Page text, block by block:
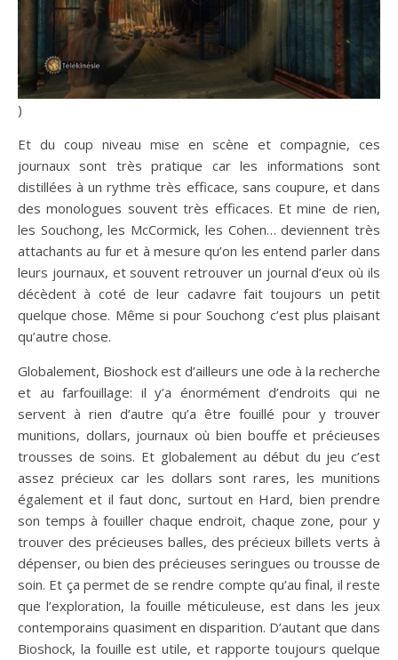
)
Et du coup niveau mise en scène et compagnie, ces
journaux sont très pratique car les informations sont
distillées à un rythme très efficace, sans coupure, et dans
des monologues souvent très efficaces. Et mine de rien,
les Souchong, les McCormick, les Cohen… deviennent très
attachants au fur et à mesure qu’on les entend parler dans
leurs journaux, et souvent retrouver un journal d’eux où ils
décèdent à coté de leur cadavre fait toujours un petit
quelque chose. Même si pour Souchong c’est plus plaisant
qu’autre chose.
Globalement, Bioshock est d’ailleurs une ode à la recherche
et au farfouillage: il y’a énormément d’endroits qui ne
servent à rien d’autre qu’a être fouillé pour y trouver
munitions, dollars, journaux où bien bouffe et précieuses
trousses de soins. Et globalement au début du jeu c’est
assez précieux car les dollars sont rares, les munitions
également et il faut donc, surtout en Hard, bien prendre
son temps à fouiller chaque endroit, chaque zone, pour y
trouver des précieuses balles, des précieux billets verts à
dépenser, ou bien des précieuses seringues ou trousse de
soin. Et ça permet de se rendre compte qu’au final, il reste
que l’exploration, la fouille méticuleuse, est dans les jeux
contemporains quasiment en disparition. D’autant que dans
Bioshock, la fouille est utile, et rapporte toujours quelque